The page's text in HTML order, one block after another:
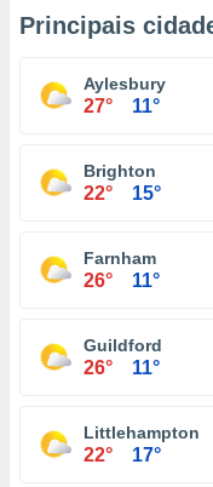
Principais
Aylesbury
27° 11°
Brighton
22° 15°
Farnham
26° 11°
Guildford
26° 11°
Littlehampton
22° 17°